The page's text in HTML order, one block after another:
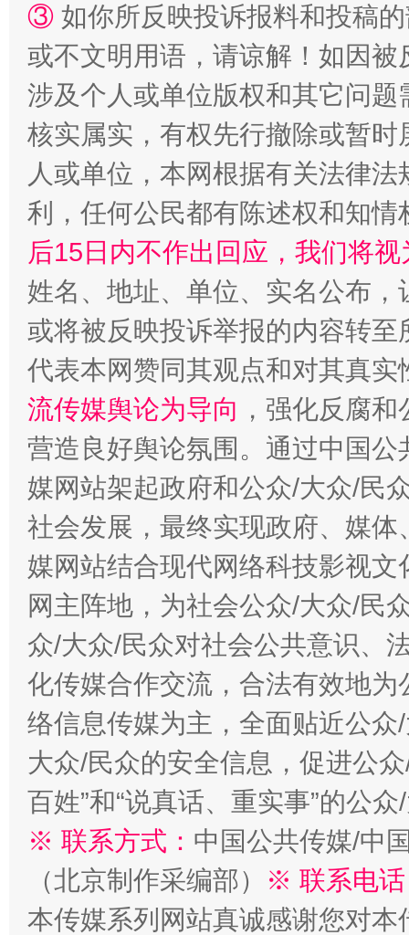
网上购药对药下症？
这是一记警钟！ 谢
在谋一域中谋全局
③ 如你所反映投诉报料和投稿
或不文明用语，请谅解！如因
涉及个人或单位版权和其它问题
核实属实，有权先行撤除或暂
人或单位，本网根据有关法律
利，任何公民都有陈述权和知情
后15日内不作出回应，我们将
姓名、地址、单位、实名公布
或将被反映投诉举报的内容转
代表本网赞同其观点和对其真实
流传媒舆论为导向 ，强化反腐
营造良好舆论氛围。通过中国
媒网站架起政府和公众/大众/民
社会发展，最终实现政府、媒
媒网站结合现代网络科技影视
网主阵地，为社会公众/大众/民
众/大众/民众对社会公共意识、
化传媒合作交流，合法有效地
络信息传媒为主，全面贴近公
大众/民众的安全信息，促进公
百姓”和“说真话、重实事”的公
※ 联系方式： 中国公共传媒/中
（北京制作采编部）
※ 联系电
本传媒系列网站真诚感谢您对